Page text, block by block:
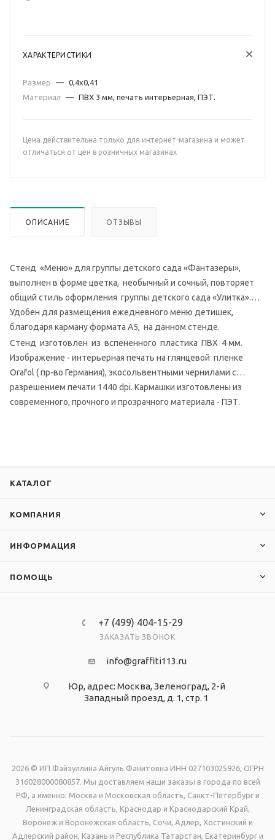
ХАРАКТЕРИСТИКИ
Размер — 0,4х0,41
Материал
— ПВХ 3 мм, печать интерьерная, ПЭТ.
Цена действительна только для интернет-магазина и может
отличаться от цен в розничных магазинах
ОПИСАНИЕ ОТЗЫВЫ
Стенд «Меню» для группы детского сада «Фантазеры»,
выполнен в форме цветка, необычный и сочный, повторяет
общий стиль оформления группы детского сада «Улитка».
Удобен для размещения ежедневного меню детишек,
благодаря карману формата А5, на данном стенде.
Стенд изготовлен из вспененного пластика ПВХ 4 мм.
Изображение - интерьерная печать на глянцевой пленке
Orafol ( пр-во Германия), экосольвентными чернилами с
разрешением печати 1440 dpi. Кармашки изготовлены из
современного, прочного и прозрачного материала - ПЭТ.
КАТАЛОГ
КОМПАНИЯ
ИНФОРМАЦИЯ
ПОМОЩЬ
+7 (499) 404-15-29
ЗАКАЗАТЬ ЗВОНОК
info@graffiti113.ru
Юр, адрес: Москва, Зеленоград, 2-й
Западный проезд, д. 1, стр. 1
2026 © ИП Файзуллина Айгуль Фанитовна ИНН 027103025926, ОГРН
316028000080857. Мы доставляем наши заказы в города по всей
РФ, а именно: Москва и Московская область, Санкт-Петербург и
Ленинградская область, Краснодар и Краснодарский Край,
Воронеж и Воронежская область, Сочи, Адлер, Хостинский и
Адлерский район, Казань и Республика Татарстан, Екатеринбург и